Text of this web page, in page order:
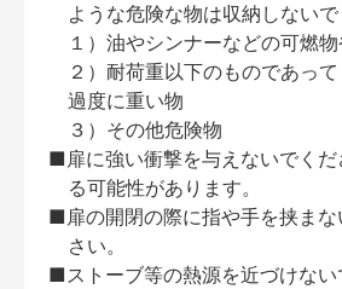
ような危険な物は収納しないで
１）油やシンナーなどの可燃
２）耐荷重以下のものであっ
過度に重い物
３）その他危険物
■扉に強い衝撃を与えないでく
る可能性があります。
■扉の開閉の際に指や手を挟ま
さい。
■ストーブ等の熱源を近づけない